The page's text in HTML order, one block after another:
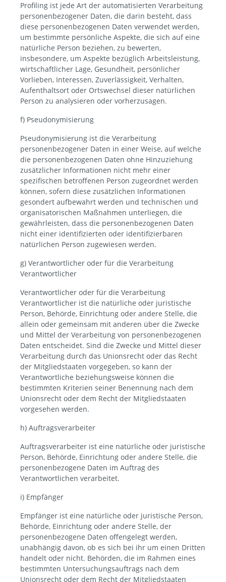
Profiling ist jede Art der automatisierten Verarbeitung
personenbezogener Daten, die darin besteht, dass
diese personenbezogenen Daten verwendet werden,
um bestimmte persönliche Aspekte, die sich auf eine
natürliche Person beziehen, zu bewerten,
insbesondere, um Aspekte bezüglich Arbeitsleistung,
wirtschaftlicher Lage, Gesundheit, persönlicher
Vorlieben, Interessen, Zuverlässigkeit, Verhalten,
Aufenthaltsort oder Ortswechsel dieser natürlichen
Person zu analysieren oder vorherzusagen.
f) Pseudonymisierung
Pseudonymisierung ist die Verarbeitung
personenbezogener Daten in einer Weise, auf welche
die personenbezogenen Daten ohne Hinzuziehung
zusätzlicher Informationen nicht mehr einer
spezifischen betroffenen Person zugeordnet werden
können, sofern diese zusätzlichen Informationen
gesondert aufbewahrt werden und technischen und
organisatorischen Maßnahmen unterliegen, die
gewährleisten, dass die personenbezogenen Daten
nicht einer identifizierten oder identifizierbaren
natürlichen Person zugewiesen werden.
g) Verantwortlicher oder für die Verarbeitung
Verantwortlicher
Verantwortlicher oder für die Verarbeitung
Verantwortlicher ist die natürliche oder juristische
Person, Behörde, Einrichtung oder andere Stelle, die
allein oder gemeinsam mit anderen über die Zwecke
und Mittel der Verarbeitung von personenbezogenen
Daten entscheidet. Sind die Zwecke und Mittel dieser
Verarbeitung durch das Unionsrecht oder das Recht
der Mitgliedstaaten vorgegeben, so kann der
Verantwortliche beziehungsweise können die
bestimmten Kriterien seiner Benennung nach dem
Unionsrecht oder dem Recht der Mitgliedstaaten
vorgesehen werden.
h) Auftragsverarbeiter
Auftragsverarbeiter ist eine natürliche oder juristische
Person, Behörde, Einrichtung oder andere Stelle, die
personenbezogene Daten im Auftrag des
Verantwortlichen verarbeitet.
i) Empfänger
Empfänger ist eine natürliche oder juristische Person,
Behörde, Einrichtung oder andere Stelle, der
personenbezogene Daten offengelegt werden,
unabhängig davon, ob es sich bei ihr um einen Dritten
handelt oder nicht. Behörden, die im Rahmen eines
bestimmten Untersuchungsauftrags nach dem
Unionsrecht oder dem Recht der Mitgliedstaaten